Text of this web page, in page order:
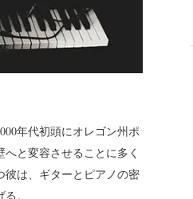
年代初頭にオレゴン州ポ
と変容させることに多く
彼は、ギターとピアノの密
。